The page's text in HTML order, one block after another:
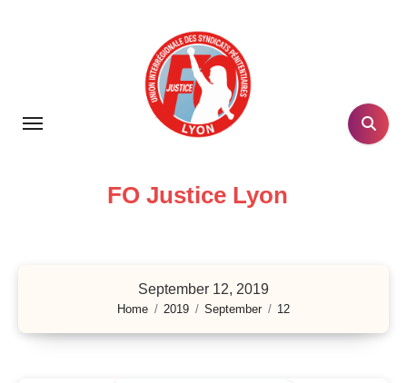
FO Justice Lyon
September 12, 2019
Home 2019 September 12